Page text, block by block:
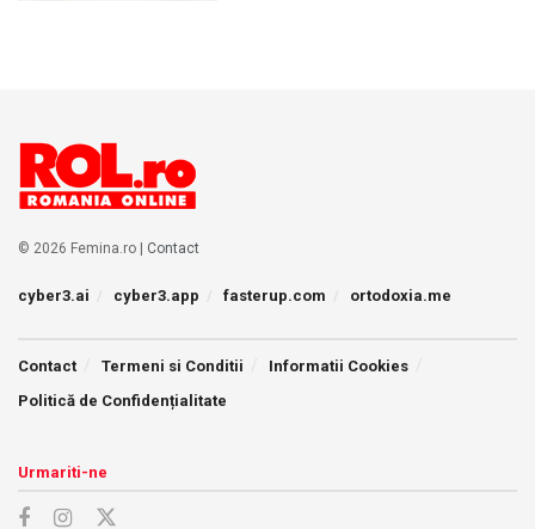
© 2026 Femina.ro | Contact
cyber3.ai cyber3.app fasterup.com ortodoxia.me
Contact Termeni si Conditii
Informatii Cookies
Politică de Confidențialitate
Urmariti-ne